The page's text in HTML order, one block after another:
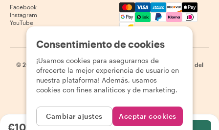
€102.94por persona
Facebook
Instagram
YouTube
Mastercard, Visa, Amex,
© 2026 Withlocals.com | Política de privacidad | Cookies
Mapa del
sitio
Consentimiento de cookies
¡Usamos cookies para asegurarnos de
ofrecerte la mejor experiencia de usuario en
nuestra plataforma! Además, usamos
cookies con fines analíticos y de marketing.
Cambiar ajustes Aceptar cookies